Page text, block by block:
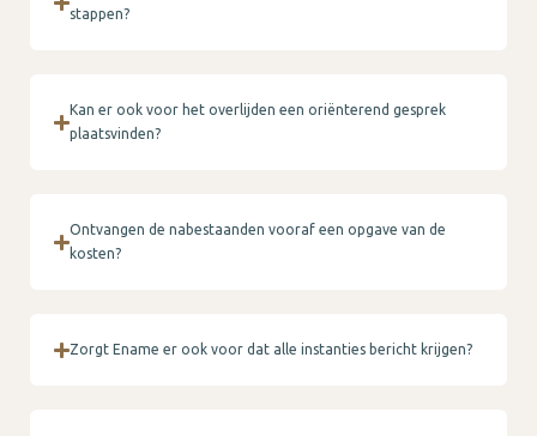
stappen?
Kan er ook voor het overlijden een oriënterend gesprek
plaatsvinden?
Ontvangen de nabestaanden vooraf een opgave van de
kosten?
Zorgt Ename er ook voor dat alle instanties bericht krijgen?